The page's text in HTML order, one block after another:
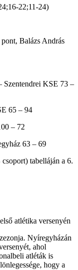
22;11-24)
Balázs András
KSE 73 –
65 – 94
– 72
63 – 69
tabelláján a 6.
atlétika versenyén
Nyíregyházán
ahol
atléták is
hogy a